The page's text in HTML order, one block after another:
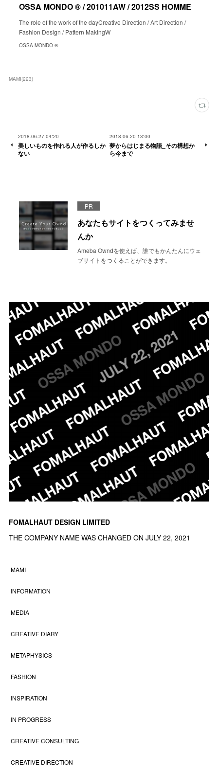
OSSA MONDO ®︎ / 201011AW / 2012SS HOMME
The role of the work of the dayCreative Direction / Art Direction /
Fashion Design / Pattern MakingW
OSSA MONDO ®︎
MAMI(223)
2018.06.27 04:20
美しいものを作れる人が作るしか
ない
2018.06.20 13:00
夢からはじまる物語_その構想か
ら今まで
PR
あなたもサイトをつくってみませ
んか
Ameba Owndを使えば、誰でもかんたんにウェ
ブサイトをつくることができます。
FOMALHAUT DESIGN LIMITED
THE COMPANY NAME WAS CHANGED ON JULY 22, 2021
MAMI
INFORMATION
MEDIA
CREATIVE DIARY
METAPHYSICS
FASHION
INSPIRATION
IN PROGRESS
CREATIVE CONSULTING
CREATIVE DIRECTION